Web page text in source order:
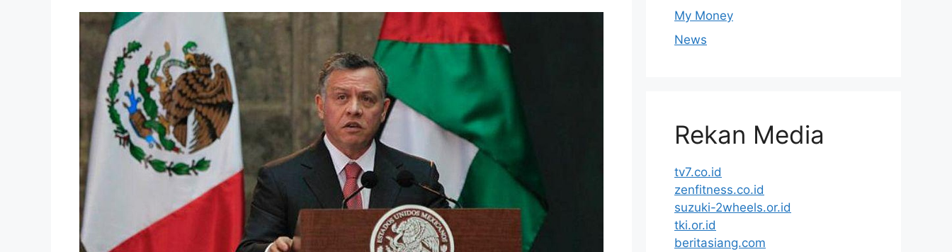
My Money
News
Rekan Media
tv7.co.id
zenfitness.co.id
suzuki-2wheels.or.id
tki.or.id
beritasiang.com